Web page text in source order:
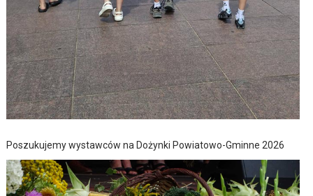
Poszukujemy wystawców na Dożynki Powiatowo-Gminne 2026